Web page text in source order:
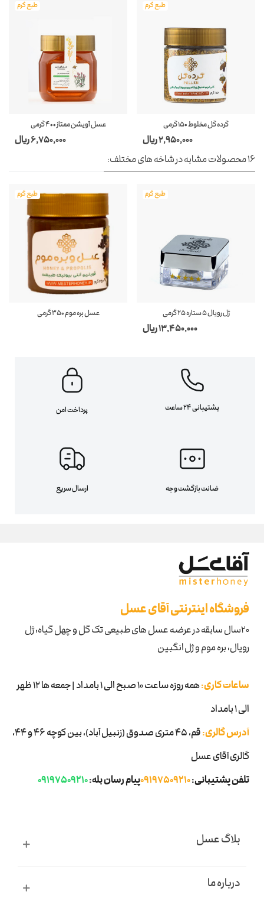
طبع گرم
گرده گل مخلوط 150 گرمی
2,950,000 ریال
طبع گرم
عسل آویشن ممتاز 400 گرمی
6,750,000 ریال
16 محصولات مشابه در شاخه های مختلف:
طبع گرم
ژل رویال 5 ستاره 25 گرمی
13,450,000 ریال
طبع گرم
عسل بره موم 350 گرمی
پشتیبانی 24 ساعت پرداخت امن
ضانت بازگشت وجه ارسال سریع
فروشگاه اینترنتی آقای عسل
۲۰سال سابقه در عرضه عسل های طبیعی تک گل و چهل گیاه، ژل
رویال، بره موم و ژل انگبین
ساعات کاری:
همه روزه ساعت 10 صبح الی 1 بامداد | جمعه ها 12 ظهر
الی 1 بامداد
آدرس گالری:
قم، ۴۵ متری صدوق (زنبیل آباد)، بین کوچه 46 و 44،
گالری آقای عسل
تلفن پشتیبانی:09197509210پیام رسان بله:09197509210
بلاگ عسل
درباره ما